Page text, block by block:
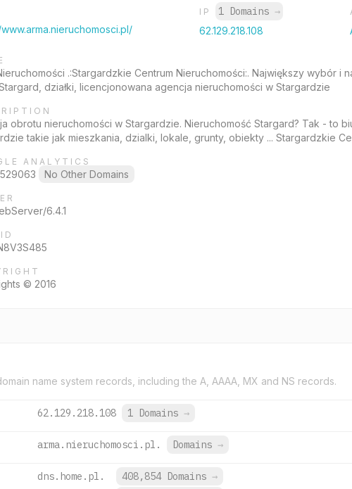
IP 1 Domains →
62.129.218.108
.:Stargardzkie Centrum Nieruchomości:. Największy wybór i
działki, licencjonowana agencja nieruchomości w Stargardzie
obrotu nieruchomości w Stargardzie. Nieruchomość Stargard? Tak - to
takie jak mieszkania, dzialki, lokale, grunty, obiekty ... Stargardzkie
ANALYTICS
No Other Domains
6.4.1
© 2016
name system records, including the A, AAAA, MX and NS records.
62.129.218.108 1 Domains →
arma.nieruchomosci.pl. Domains →
dns.home.pl. 408,854 Domains →